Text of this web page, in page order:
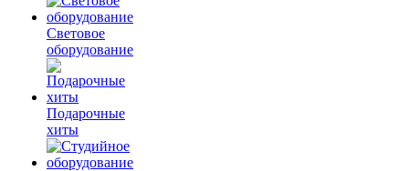
Световое
оборудование
Подарочные
хиты